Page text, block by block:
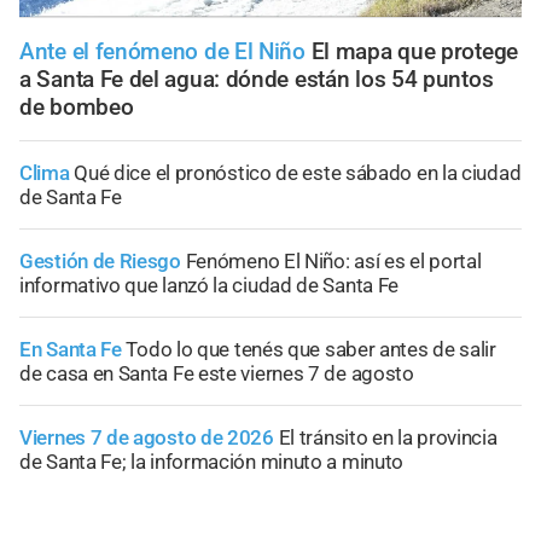
Ante el fenómeno de El Niño El mapa que protege
a Santa Fe del agua: dónde están los 54 puntos
de bombeo
Clima Qué dice el pronóstico de este sábado en la ciudad
de Santa Fe
Gestión de Riesgo Fenómeno El Niño: así es el portal
informativo que lanzó la ciudad de Santa Fe
En Santa FeTodo lo que tenés que saber antes de salir
de casa en Santa Fe este viernes 7 de agosto
Viernes 7 de agosto de 2026 El tránsito en la provincia
de Santa Fe; la información minuto a minuto